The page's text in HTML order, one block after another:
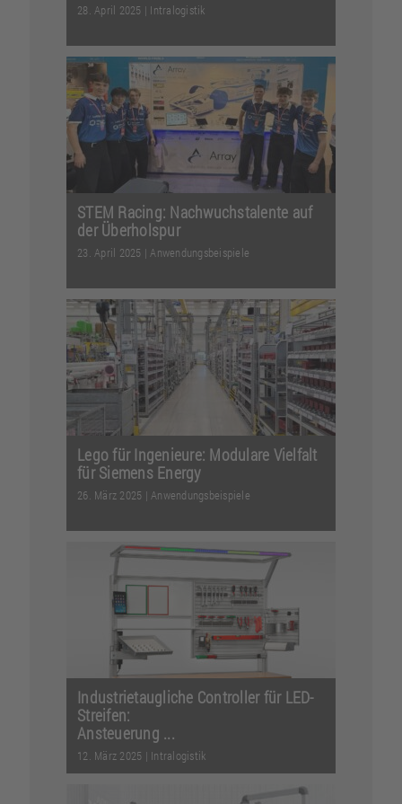
28. April 2025 | Intralogistik
Lean Production kurz
zusammengefasst: Lean Production
ist eine Philosophie der kontin...
Weiterlesen
STEM Racing: Nachwuchstalente auf
der Überholspur
23. April 2025 |Anwendungsbeispiele
Pfeilschnell starten die beiden Wagen
und beschleunigen in hoher
Geschwindigkeit. Jetzt ra...Weiterlesen
Lego für Ingenieure: Modulare Vielfalt
für Siemens Energy
26. März 2025 | Anwendungsbeispiele
Funktionalität statt Farbenreichtum:
Mit dem Einsatz von über 2.500
Vorrichtungen mit item...Weiterlesen
Industrietaugliche Controller für LED-
Streifen:
Ansteuerung ...
12. März 2025 | Intralogistik